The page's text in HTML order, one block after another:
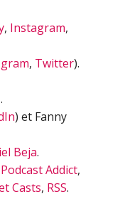
, Instagram,
, Twitter).
) et Fanny
Beja.
Podcast Addict,
Casts, RSS.